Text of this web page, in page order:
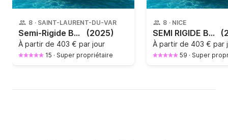
8 · SAINT-LAURENT-DU-VAR
Semi-Rigide BSC 57 Limited édition AN 2025 Yamaha 130hp (2025)
À partir de 403 € par jour
15 · Super propriétaire
8 · NICE
SEMI RIGIDE BSC 57 Elégance MOTEUR Yamaha 130ch année 2025
À partir de 403 € par
59 · Super